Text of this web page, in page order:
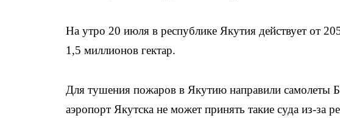
На утро 20 июля в республике Якутия действует от
1,5 миллионов гектар.
Для тушения пожаров в Якутию направили самолеты
аэропорт Якутска не может принять такие суда из-за